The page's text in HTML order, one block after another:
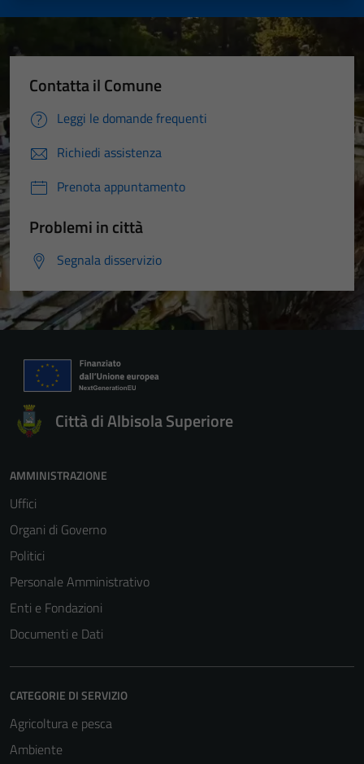
Contatta il Comune
Leggi le domande frequenti
Richiedi assistenza
Prenota appuntamento
Problemi in città
Segnala disservizio
Città di Albisola Superiore
AMMINISTRAZIONE
Uffici
Organi di Governo
Politici
Personale Amministrativo
Enti e Fondazioni
Documenti e Dati
CATEGORIE DI SERVIZIO
Agricoltura e pesca
Ambiente